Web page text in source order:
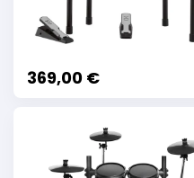
369,00 €